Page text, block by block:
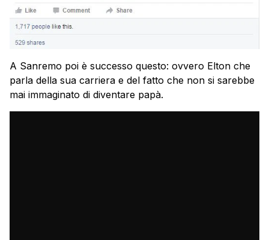
A Sanremo poi è successo questo: ovvero Elton che
parla della sua carriera e del fatto che non si sarebbe
mai immaginato di diventare papà.